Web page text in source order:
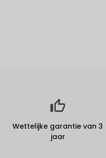
Wettelijke garantie van 3
jaar